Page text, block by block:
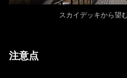
スカイデッキから望
注意点